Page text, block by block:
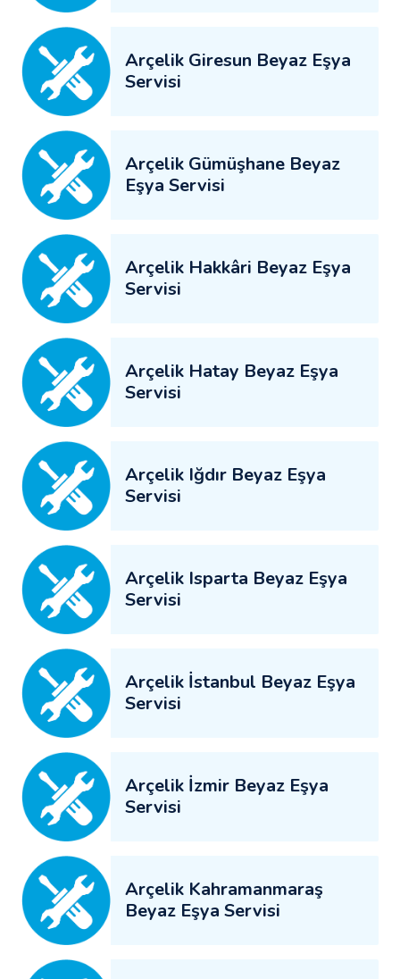
Arçelik Giresun Beyaz Eşya
Servisi
Arçelik Gümüşhane Beyaz
Eşya Servisi
Arçelik Hakkâri Beyaz Eşya
Servisi
Arçelik Hatay Beyaz Eşya
Servisi
Arçelik Iğdır Beyaz Eşya
Servisi
Arçelik Isparta Beyaz Eşya
Servisi
Arçelik İstanbul Beyaz Eşya
Servisi
Arçelik İzmir Beyaz Eşya
Servisi
Arçelik Kahramanmaraş
Beyaz Eşya Servisi